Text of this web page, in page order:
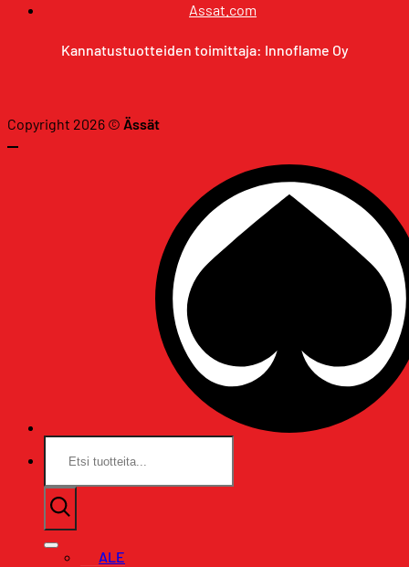
Assat.com
Kannatustuotteiden toimittaja: Innoflame Oy
Copyright 2026 © Ässät
Etsi:
ALE